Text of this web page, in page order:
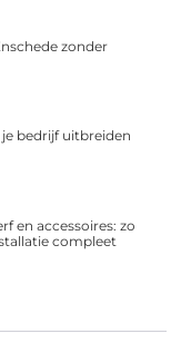
zonder
bedrijf uitbreiden
en accessoires: zo
compleet